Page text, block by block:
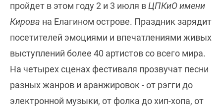
пройдет в этом году 2 и 3 июля вЦПКиО имени
Кирова на Елагином острове. Праздник зарядит
посетителей эмоциями и впечатлениями живых
выступлений более 40 артистов со всего мира.
На четырех сценах фестиваля прозвучат песни
разных жанров и аранжировок - от рэгги до
электронной музыки, от фолка до хип-хопа, от